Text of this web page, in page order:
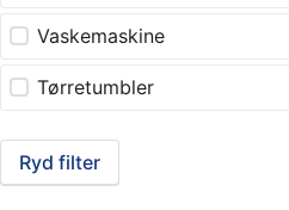
Vaskemaskine
Tørretumbler
Ryd filter